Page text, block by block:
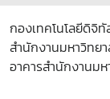
กองเทคโนโลยีดิจิ
สำนักงานมหาวิทย
อาคารสำนักงานม